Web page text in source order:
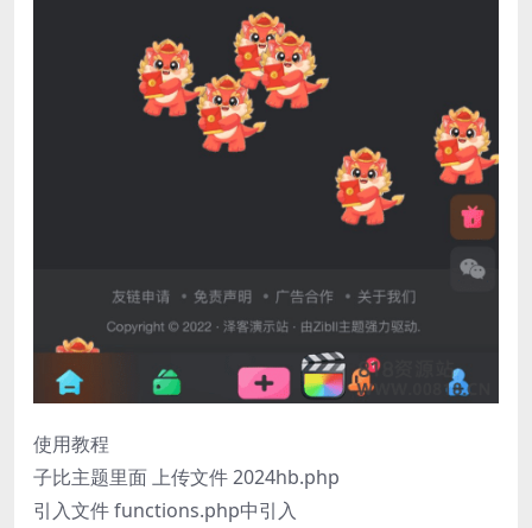
使用教程
子比主题里面 上传文件 2024hb.php
引入文件 functions.php中引入